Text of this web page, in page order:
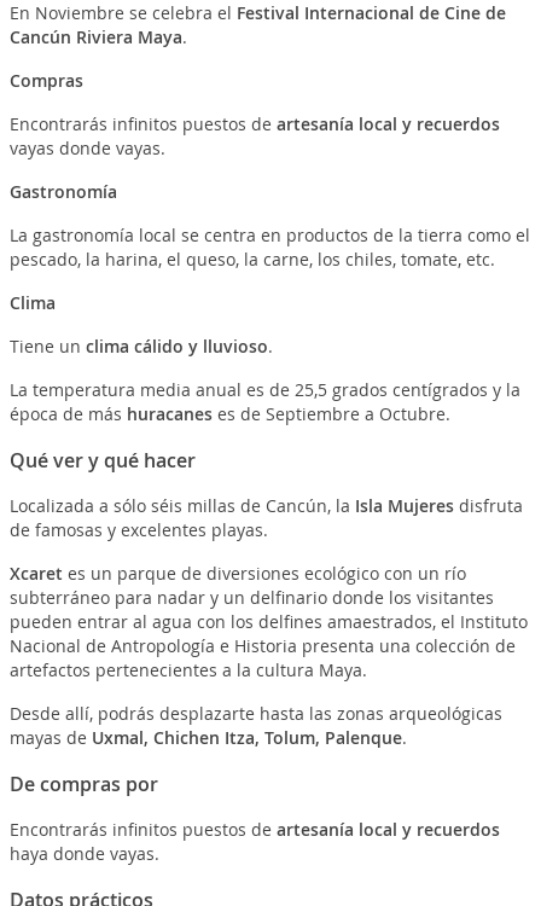
En Noviembre se celebra el Festival Internacional de Cine de
Cancún Riviera Maya.
Compras
Encontrarás infinitos puestos de artesanía local y recuerdos
vayas donde vayas.
Gastronomía
La gastronomía local se centra en productos de la tierra como el
pescado, la harina, el queso, la carne, los chiles, tomate, etc.
Clima
Tiene un clima cálido y lluvioso.
La temperatura media anual es de 25,5 grados centígrados y la
época de más huracaneses de Septiembre a Octubre.
Qué ver y qué hacer
Localizada a sólo séis millas de Cancún, la Isla Mujeresdisfruta
de famosas y excelentes playas.
Xcaret es un parque de diversiones ecológico con un río
subterráneo para nadar y un delfinario donde los visitantes
pueden entrar al agua con los delfines amaestrados, el Instituto
Nacional de Antropología e Historia presenta una colección de
artefactos pertenecientes a la cultura Maya.
Desde allí, podrás desplazarte hasta las zonas arqueológicas
mayas de Uxmal, Chichen Itza, Tolum, Palenque.
De compras por
Encontrarás infinitos puestos de artesanía local y recuerdos
haya donde vayas.
Datos prácticos